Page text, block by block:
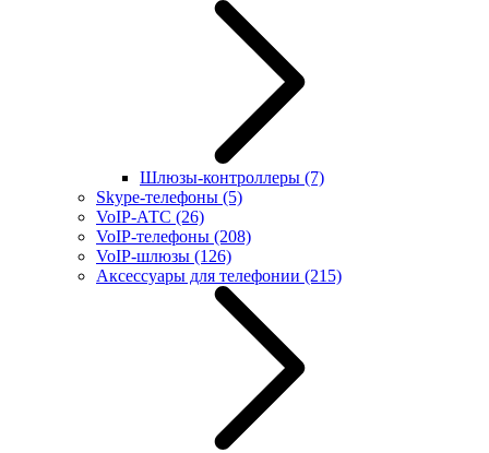
Шлюзы-контроллеры (7)
Skype-телефоны (5)
VoIP-АТС (26)
VoIP-телефоны (208)
VoIP-шлюзы (126)
Аксессуары для телефонии (215)